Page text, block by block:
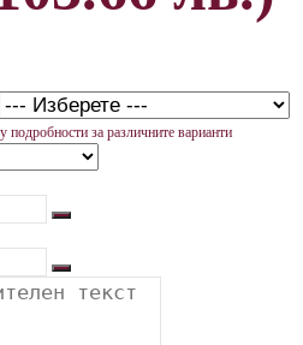
за различните варианти